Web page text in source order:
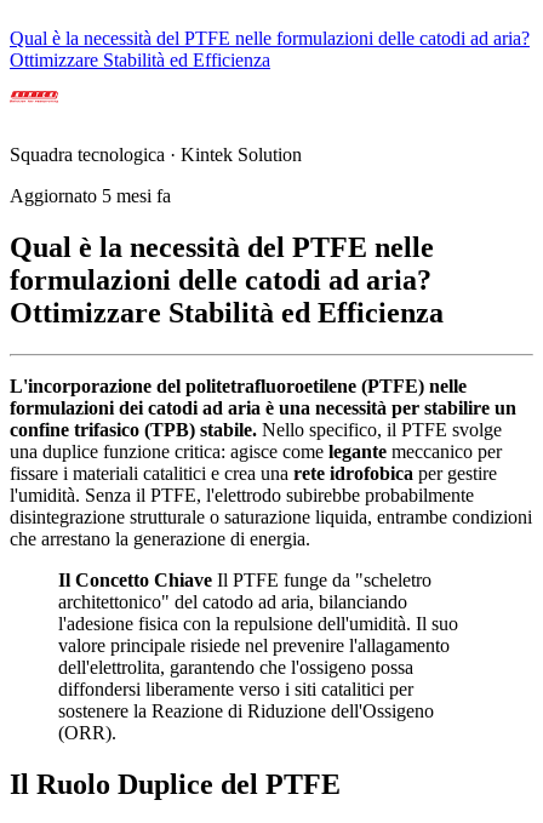
Qual è la necessità del PTFE nelle formulazioni delle catodi ad aria?
Ottimizzare Stabilità ed Efficienza
Squadra tecnologica · Kintek Solution
Aggiornato 5 mesi fa
Qual è la necessità del PTFE nelle
formulazioni delle catodi ad aria?
Ottimizzare Stabilità ed Efficienza
L'incorporazione del politetrafluoroetilene (PTFE) nelle
formulazioni dei catodi ad aria è una necessità per stabilire un
confine trifasico (TPB) stabile. Nello specifico, il PTFE svolge
una duplice funzione critica: agisce come legante meccanico per
fissare i materiali catalitici e crea una rete idrofobica per gestire
l'umidità. Senza il PTFE, l'elettrodo subirebbe probabilmente
disintegrazione strutturale o saturazione liquida, entrambe condizioni
che arrestano la generazione di energia.
Il Concetto Chiave Il PTFE funge da "scheletro
architettonico" del catodo ad aria, bilanciando
l'adesione fisica con la repulsione dell'umidità. Il suo
valore principale risiede nel prevenire l'allagamento
dell'elettrolita, garantendo che l'ossigeno possa
diffondersi liberamente verso i siti catalitici per
sostenere la Reazione di Riduzione dell'Ossigeno
(ORR).
Il Ruolo Duplice del PTFE